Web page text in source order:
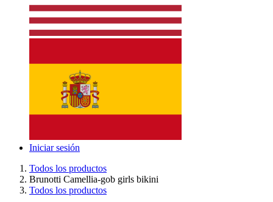
Iniciar sesión
Todos los productos
Brunotti Camellia-gob girls bikini
Todos los productos